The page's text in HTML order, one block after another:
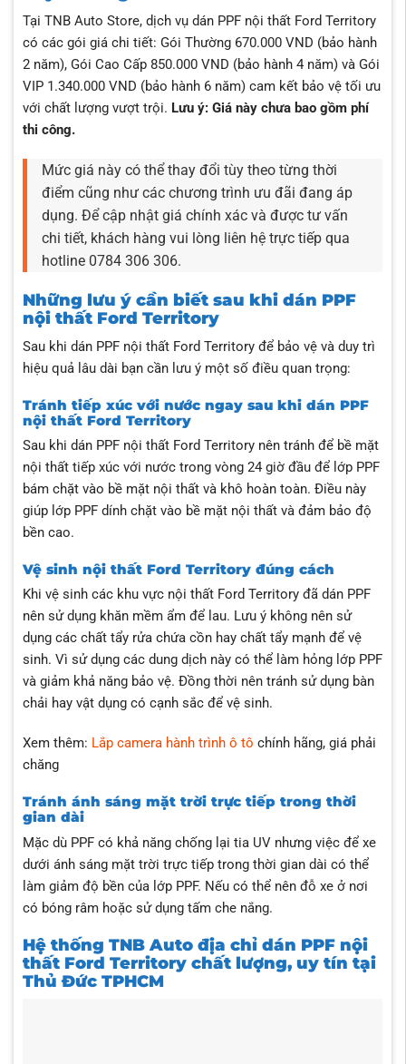
Tại TNB Auto Store, dịch vụ dán PPF nội thất Ford Territory
có các gói giá chi tiết: Gói Thường 670.000 VND (bảo hành
2 năm), Gói Cao Cấp 850.000 VND (bảo hành 4 năm) và Gói
VIP 1.340.000 VND (bảo hành 6 năm) cam kết bảo vệ tối ưu
với chất lượng vượt trội. Lưu ý: Giá này chưa bao gồm phí
thi công.
Mức giá này có thể thay đổi tùy theo từng thời
điểm cũng như các chương trình ưu đãi đang áp
dụng. Để cập nhật giá chính xác và được tư vấn
chi tiết, khách hàng vui lòng liên hệ trực tiếp qua
hotline 0784 306 306.
Những lưu ý cần biết sau khi dán PPF
nội thất Ford Territory
Sau khi dán PPF nội thất Ford Territory để bảo vệ và duy trì
hiệu quả lâu dài bạn cần lưu ý một số điều quan trọng:
Tránh tiếp xúc với nước ngay sau khi dán PPF
nội thất Ford Territory
Sau khi dán PPF nội thất Ford Territory nên tránh để bề mặt
nội thất tiếp xúc với nước trong vòng 24 giờ đầu để lớp PPF
bám chặt vào bề mặt nội thất và khô hoàn toàn. Điều này
giúp lớp PPF dính chặt vào bề mặt nội thất và đảm bảo độ
bền cao.
Vệ sinh nội thất Ford Territory đúng cách
Khi vệ sinh các khu vực nội thất Ford Territory đã dán PPF
nên sử dụng khăn mềm ẩm để lau. Lưu ý không nên sử
dụng các chất tẩy rửa chứa cồn hay chất tẩy mạnh để vệ
sinh. Vì sử dụng các dung dịch này có thể làm hỏng lớp PPF
và giảm khả năng bảo vệ. Đồng thời nên tránh sử dụng bàn
chải hay vật dụng có cạnh sắc để vệ sinh.
Xem thêm: Lắp camera hành trình ô tô chính hãng, giá phải
chăng
Tránh ánh sáng mặt trời trực tiếp trong thời
gian dài
Mặc dù PPF có khả năng chống lại tia UV nhưng việc để xe
dưới ánh sáng mặt trời trực tiếp trong thời gian dài có thể
làm giảm độ bền của lớp PPF. Nếu có thể nên đỗ xe ở nơi
có bóng râm hoặc sử dụng tấm che nắng.
Hệ thống TNB Auto địa chỉ dán PPF nội
thất Ford Territory chất lượng, uy tín tại
Thủ Đức TPHCM